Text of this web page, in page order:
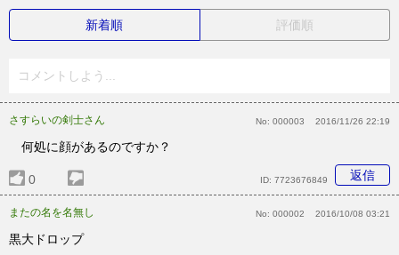
新着順 評価順
コメントしよう...
さすらいの剣士さん No: 000003 2016/11/26 22:19
何処に顔があるのですか？
0 返信
ID: 7723676849
またの名を名無し No: 000002 2016/10/08 03:21
黒大ドロップ